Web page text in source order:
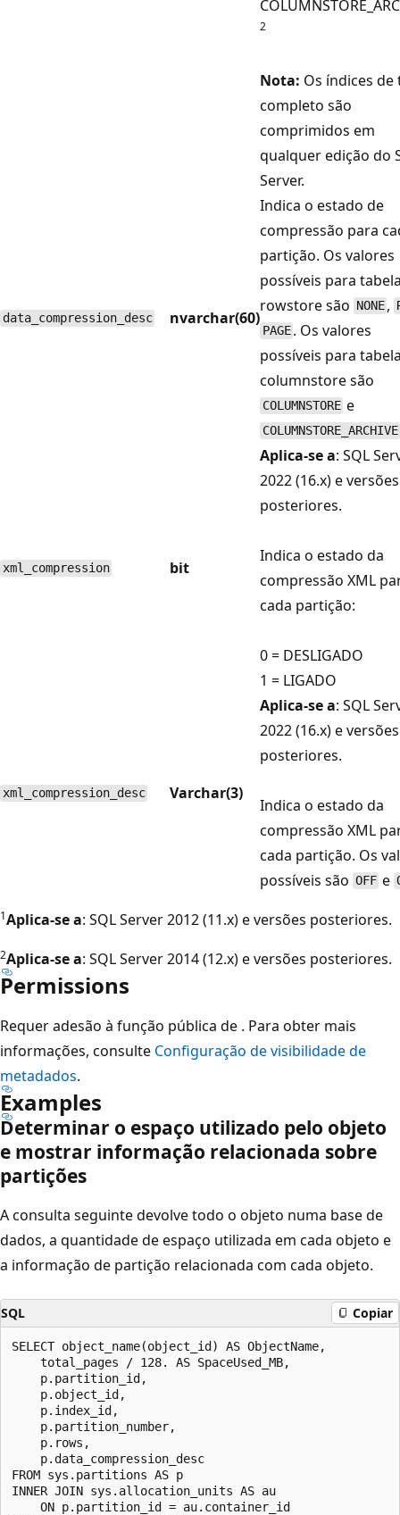
2
Nota: Os índices de
completo são
comprimidos em
qualquer edição do
Server.
data_compression_desc nvarchar(60)
Indica o estado de
compressão para
partição. Os valores
possíveis para
rowstore são NONE ,
PAGE . Os valores
possíveis para
columnstore são
COLUMNSTORE e
COLUMNSTORE_ARCHIVE
xml_compression bit
Aplica-se a: SQL
2022 (16.x) e versões
posteriores.
Indica o estado da
compressão XML
cada partição:
0 = DESLIGADO
1 = LIGADO
xml_compression_desc Varchar(3)
Aplica-se a: SQL
2022 (16.x) e versões
posteriores.
Indica o estado da
compressão XML
cada partição. Os
possíveis são OFF e
1Aplica-se a: SQL Server 2012 (11.x) e versões posteriores.
2Aplica-se a: SQL Server 2014 (12.x) e versões posteriores.
Permissions
Requer adesão à função pública de . Para obter mais
informações, consulte Configuração de visibilidade de
metadados.
Examples
Determinar o espaço utilizado pelo objeto
e mostrar informação relacionada sobre
partições
A consulta seguinte devolve todo o objeto numa base de
dados, a quantidade de espaço utilizada em cada objeto e
a informação de partição relacionada com cada objeto.
SQL Copiar
SELECT object_name(object_id) AS ObjectName,
    total_pages / 128. AS SpaceUsed_MB,
    p.partition_id,
    p.object_id,
    p.index_id,
    p.partition_number,
    p.rows,
    p.data_compression_desc
FROM sys.partitions AS p
INNER JOIN sys.allocation_units AS au
    ON p.partition_id = au.container_id